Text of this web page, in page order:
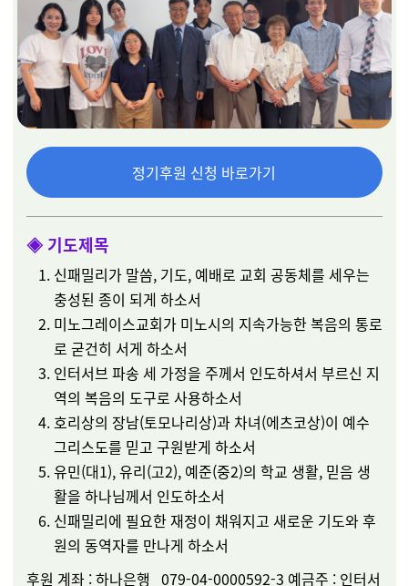
정기후원 신청 바로가기
◈ 기도제목
신패밀리가 말씀, 기도, 예배로 교회 공동체를 세우는
충성된 종이 되게 하소서
미노그레이스교회가 미노시의 지속가능한복음의 통로
로 굳건히 서게 하소서
인터서브 파송 세 가정을 주께서 인도하셔서 부르신 지
역의 복음의 도구로 사용하소서
호리상의 장남(토모나리상)과 차녀(에츠코상)이 예수
그리스도를 믿고 구원받게 하소서
유민(대1), 유리(고2), 예준(중2)의 학교 생활, 믿음 생
활을 하나님께서 인도하소서
신패밀리에 필요한재정이 채워지고 새로운 기도와 후
원의 동역자를 만나게 하소서
후원 계좌:하나은행 079-04-0000592-3 예금주 : 인터서